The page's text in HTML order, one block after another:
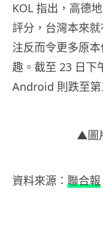
KOL 指出，高德
評分，台灣本來
注反而令更多原
趣。截至 23 日下
Android 則跌至第
▲圖
資料來源： 聯合報